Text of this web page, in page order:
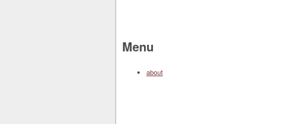
Menu
about